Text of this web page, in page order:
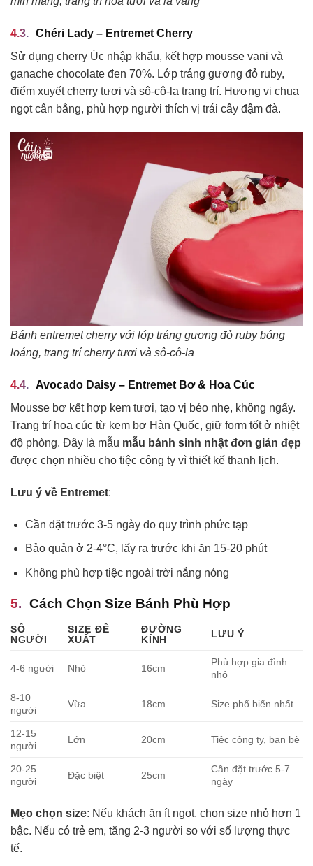
Chéri Lady – Entremet Cherry
Sử dụng cherry Úc nhập khẩu, kết hợp mousse vani và
ganache chocolate đen 70%. Lớp tráng gương đỏ ruby,
điểm xuyết cherry tươi và sô-cô-la trang trí. Hương vị chua
ngọt cân bằng, phù hợp người thích vị trái cây đậm đà.
Bánh entremet cherry với lớp tráng gương đỏ ruby bóng
loáng, trang trí cherry tươi và sô-cô-la
Avocado Daisy – Entremet Bơ & Hoa Cúc
Mousse bơ kết hợp kem tươi, tạo vị béo nhẹ, không ngấy.
Trang trí hoa cúc từ kem bơ Hàn Quốc, giữ form tốt ở nhiệt
độ phòng. Đây là mẫu mẫu bánh sinh nhật đơn giản đẹp
được chọn nhiều cho tiệc công ty vì thiết kế thanh lịch.
Lưu ý về Entremet:
Cần đặt trước 3-5 ngày do quy trình phức tạp
Bảo quản ở 2-4°C, lấy ra trước khi ăn 15-20 phút
Không phù hợp tiệc ngoài trời nắng nóng
Cách Chọn Size Bánh Phù Hợp
SỐ
NGƯỜI
SIZE ĐỀ
XUẤT
ĐƯỜNG
KÍNH
LƯU Ý
4-6 người Nhỏ 16cm
Phù hợp gia đình
nhỏ
8-10
người
Vừa 18cm Size phổ biến nhất
12-15
người
Lớn 20cm Tiệc công ty, bạn bè
20-25
người
Đặc biệt 25cm
Cần đặt trước 5-7
ngày
Mẹo chọn size: Nếu khách ăn ít ngọt, chọn size nhỏ hơn 1
bậc. Nếu có trẻ em, tăng 2-3 người so với số lượng thực
tế.